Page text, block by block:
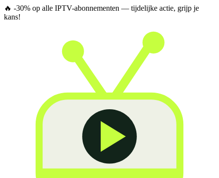
🔥 -30% op alle IPTV-abonnementen — tijdelijke actie, grijp je
kans!